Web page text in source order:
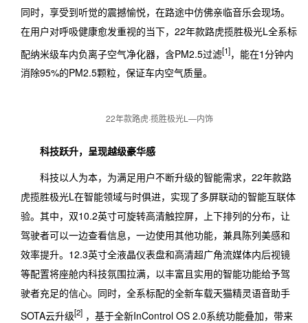
同时，享受到听觉的震撼愉悦，在路途中仿佛亲临音乐会现场。
在用户对呼吸健康愈发重视的当下，22年款路虎揽胜极光L全系标
配纳米级车内负离子空气净化器，含PM2.5过滤[1]，能在1分钟内
消除95%的PM2.5颗粒，保证车内空气质量。
22年款路虎·揽胜极光L—内饰
科技跃升，呈现越级豪华感
科技以人为本，为满足用户不断升级的智能需求，22年款路
虎揽胜极光L在智能领域与时俱进，实现了多屏联动的智能互联体
验。其中，双10.2英寸可旋转高清触控屏，上下排列的分布，让
驾驶者可以一边查看信息，一边使用其他功能，兼具陈列美感和
效率提升。12.3英寸全液晶仪表盘和高清超广角流媒体内后视镜
等配置将座舱内科技氛围拉满，以丰富且实用的智能功能给予驾
驶者充足的信心。同时，全系标配的全新车载天猫精灵语音助手
SOTA云升级[2] ，基于全新InControl OS 2.0系统功能叠加，带来